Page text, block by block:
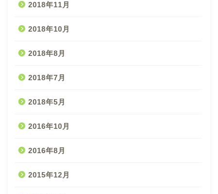
2018年11月
2018年10月
2018年8月
2018年7月
2018年5月
2016年10月
2016年8月
2015年12月